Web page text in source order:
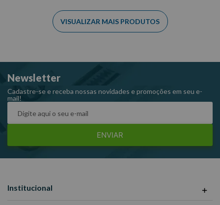
Newsletter
Cadastre-se e receba nossas novidades e promoções em seu e-
mail!
ENVIAR
Institucional